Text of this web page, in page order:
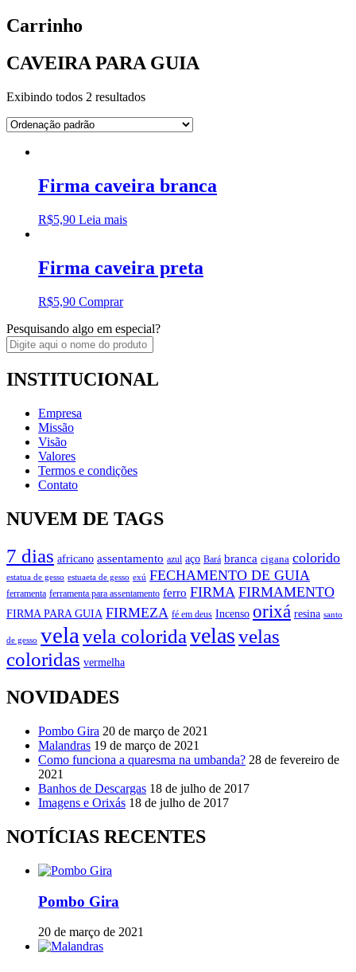
Carrinho
CAVEIRA PARA GUIA
Exibindo todos 2 resultados
Firma caveira branca
R$5,90 Leia mais
Firma caveira preta
R$5,90 Comprar
Pesquisando algo em especial?
INSTITUCIONAL
Empresa
Missão
Visão
Valores
Termos e condições
Contato
NUVEM DE TAGS
7 dias africano assentamento azul aço Bará branca cigana colorido
estatua de gesso estuaeta de gesso exú FECHAMENTO DE GUIA
ferramenta ferramenta para assentamento ferro FIRMA FIRMAMENTO
FIRMA PARA GUIA FIRMEZA fé em deus Incenso orixá resina santo
de gesso velavela coloridavelasvelas
coloridas vermelha
NOVIDADES
Pombo Gira 20 de março de 2021
Malandras 19 de março de 2021
Como funciona a quaresma na umbanda? 28 de fevereiro de
2021
Banhos de Descargas 18 de julho de 2017
Imagens e Orixás 18 de julho de 2017
NOTÍCIAS RECENTES
Pombo Gira
20 de março de 2021